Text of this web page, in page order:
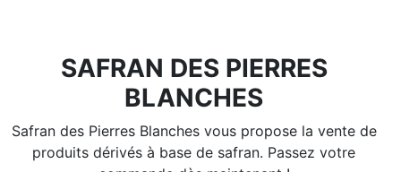
SAFRAN DES PIERRES
BLANCHES
Safran des Pierres Blanches vous propose la vente de
produits dérivés à base de safran. Passez votre